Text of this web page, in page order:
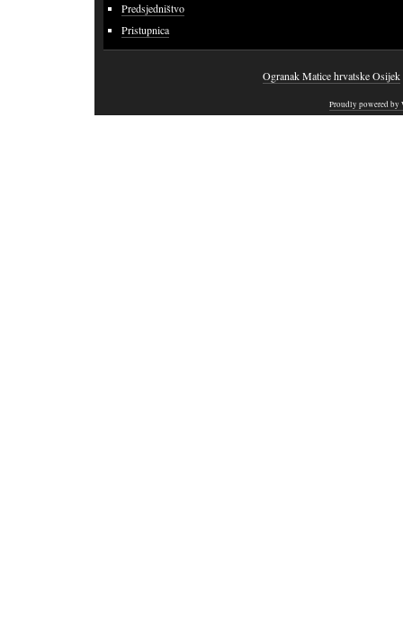
Predsjedništvo
Pristupnica
Ogranak Matice hrvatske Osijek
Proudly powered by